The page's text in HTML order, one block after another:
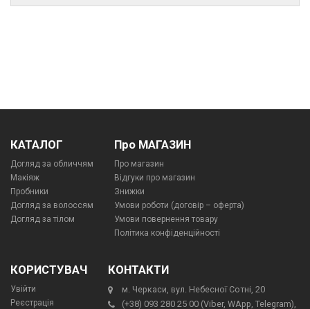
КАТАЛОГ
Догляд за обличчям
Макіяж
Пробники
Догляд за волоссям
Догляд за тілом
Про МАГАЗИН
Про магазин
Відгуки про магазин
Знижки
Умови роботи (договір – оферта)
Умови повернення товару
Політика конфіденційності
КОРИСТУВАЧ
Увійти
Реєстрація
КОНТАКТИ
м. Черкаси, вул. Небесної Сотні, 20
(+38) 093 280 25 00 (Viber, WApp, Telegram),